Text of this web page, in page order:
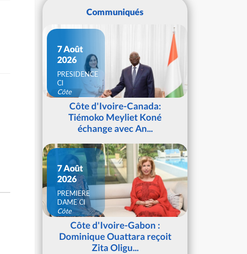
Communiqués
7 Août
2026
PRESIDENCE
CI
Côte
d'IvoireCôte d'Ivoire-Canada:
Tiémoko Meyliet Koné
échange avec An...
7 Août
2026
PREMIERE
DAME CI
Côte
d'IvoireCôte d'Ivoire-Gabon :
Dominique Ouattara reçoit
Zita Oligu...